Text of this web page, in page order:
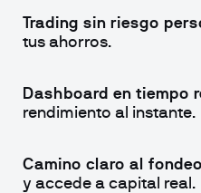
Trading sin riesgo
tus ahorros.
Dashboard en tiempo
rendimiento al instante.
Camino claro al fondeo
y accede a capital real.